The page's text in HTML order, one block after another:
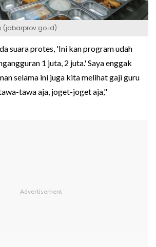
(jabarprov.go.id)
suara protes, 'Ini kan program udah
1 juta, 2 juta.' Saya enggak
selama ini juga kita melihat gaji guru
tawa aja, joget-joget aja,"